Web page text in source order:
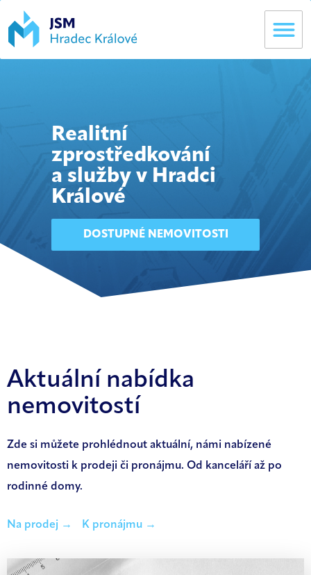
Realitní
zprostředkování
a služby v Hradci
Králové
DOSTUPNÉ NEMOVITOSTI
Aktuální nabídka
nemovitostí
Zde si můžete prohlédnout aktuální, námi nabízené
nemovitosti k prodeji či pronájmu. Od kanceláří až po
rodinné domy.
Na prodej → K pronájmu →